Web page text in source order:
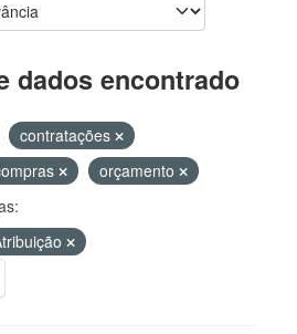
dados encontrado
contratações
orçamento